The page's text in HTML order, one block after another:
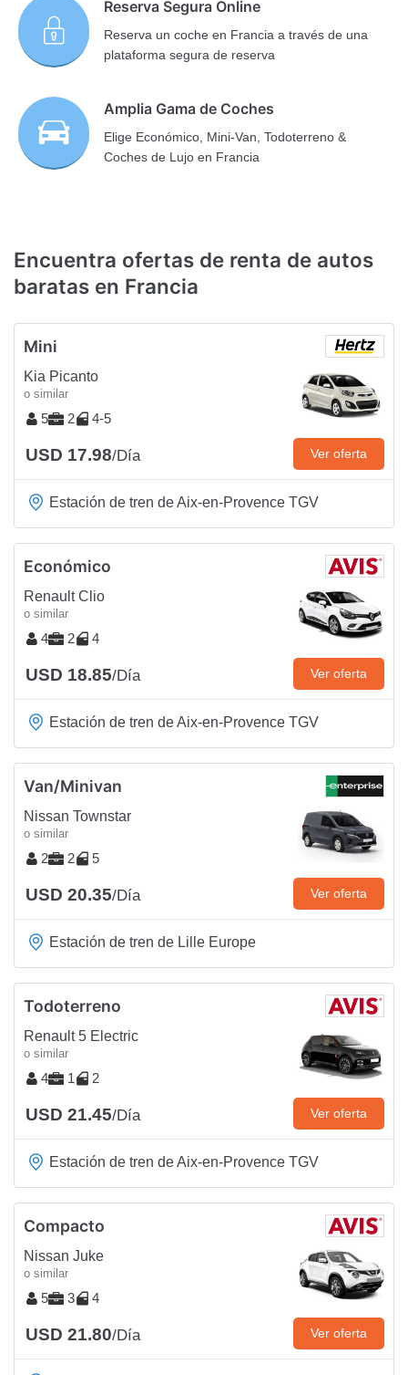
Reserva Segura Online
Reserva un coche en Francia a través de una
plataforma segura de reserva
Amplia Gama de Coches
Elige Económico, Mini-Van, Todoterreno &
Coches de Lujo en Francia
Encuentra ofertas de renta de autos
baratas en Francia
Mini
Kia Picanto
o similar
5 2 4-5
USD 17.98/Día Ver oferta
Estación de tren de Aix-en-Provence TGV
Económico
Renault Clio
o similar
4 2 4
USD 18.85/Día Ver oferta
Estación de tren de Aix-en-Provence TGV
Van/Minivan
Nissan Townstar
o similar
2 2 5
USD 20.35/Día Ver oferta
Estación de tren de Lille Europe
Todoterreno
Renault 5 Electric
o similar
4 1 2
USD 21.45/Día Ver oferta
Estación de tren de Aix-en-Provence TGV
Compacto
Nissan Juke
o similar
5 3 4
USD 21.80/Día Ver oferta